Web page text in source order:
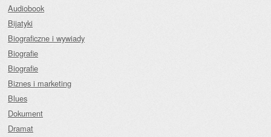
Audiobook
Bijatyki
Biograficzne i wywiady
Biografie
Biografie
Biznes i marketing
Blues
Dokument
Dramat